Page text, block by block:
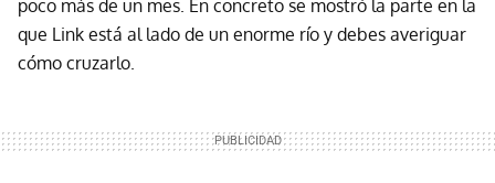
poco más de un mes. En concreto se mostró la parte en la
que Link está al lado de un enorme río y debes averiguar
cómo cruzarlo.